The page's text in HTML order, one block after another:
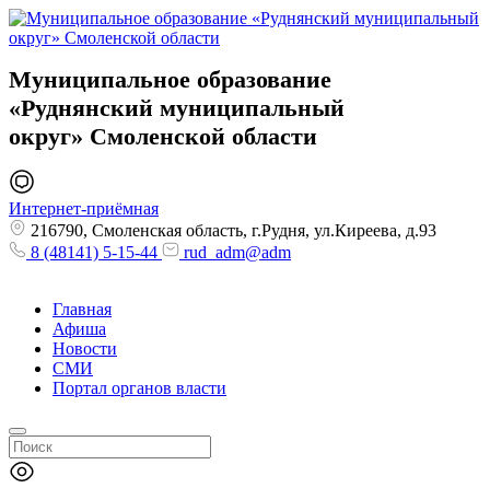
Муниципальное образование
«Руднянский муниципальный
округ» Смоленской области
Интернет-приёмная
216790, Смоленская область, г.Рудня, ул.Киреева, д.93
8 (48141) 5-15-44
rud_adm@adm
Главная
Афиша
Новости
СМИ
Портал органов власти